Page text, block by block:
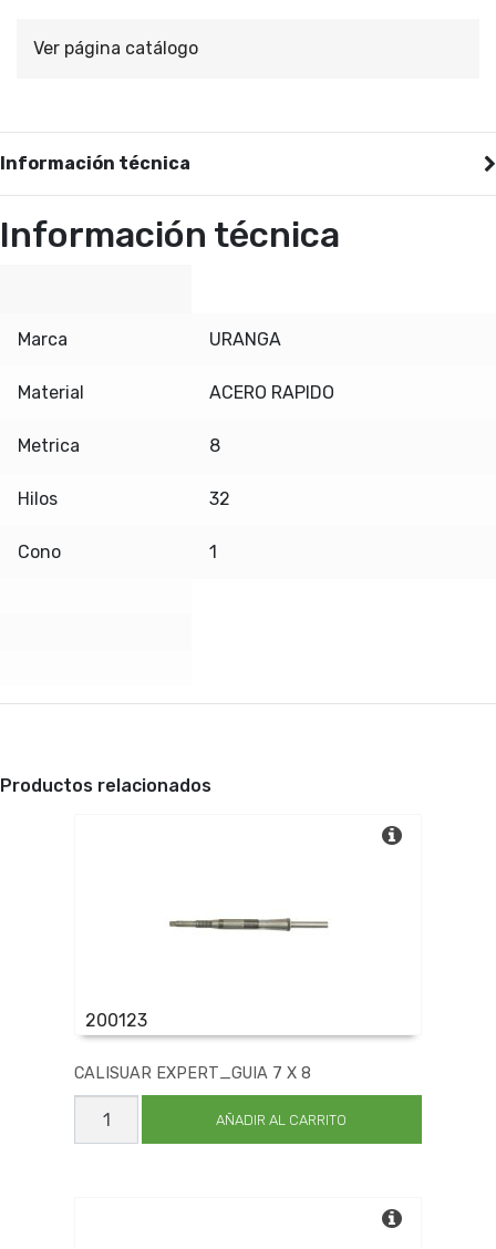
Ver página catálogo
Información técnica
Información técnica
Marca URANGA
Material ACERO RAPIDO
Metrica 8
Hilos 32
Cono 1
Productos relacionados
200123
CALISUAR EXPERT_GUIA 7 X 8
CALISUAR
EXPERT_GUIA
7
AÑADIR AL CARRITO